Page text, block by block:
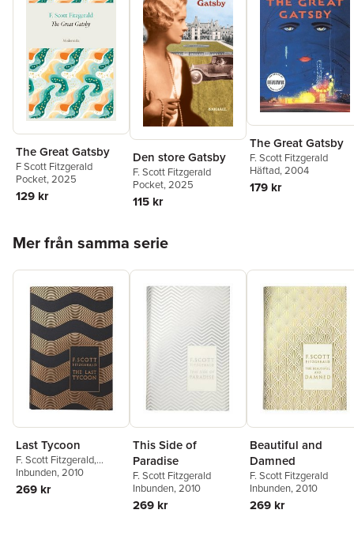
The Great Gatsby
F Scott Fitzgerald
Pocket, 2025
129 kr
Den store Gatsby
F. Scott Fitzgerald
Pocket, 2025
115 kr
The Great Gatsby
F. Scott Fitzgerald
Häftad, 2004
179 kr
Mer från samma serie
Last Tycoon
F. Scott Fitzgerald,
Edmund Wilson
Inbunden, 2010
269 kr
This Side of
Paradise
F. Scott Fitzgerald
Inbunden, 2010
269 kr
Beautiful and
Damned
F. Scott Fitzgerald
Inbunden, 2010
269 kr